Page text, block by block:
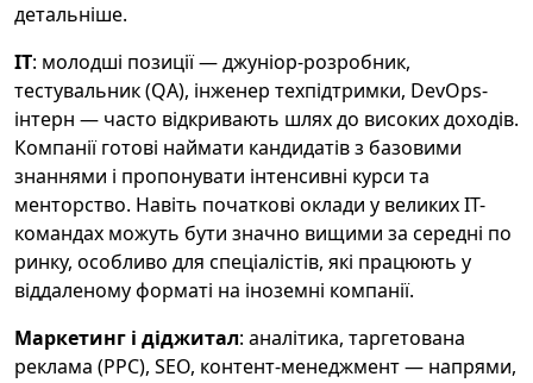
детальніше.
IT: молодші позиції — джуніор-розробник,
тестувальник (QA), інженер техпідтримки, DevOps-
інтерн — часто відкривають шлях до високих доходів.
Компанії готові наймати кандидатів з базовими
знаннями і пропонувати інтенсивні курси та
менторство. Навіть початкові оклади у великих IT-
командах можуть бути значно вищими за середні по
ринку, особливо для спеціалістів, які працюють у
віддаленому форматі на іноземні компанії.
Маркетинг і діджитал: аналітика, таргетована
реклама (PPC), SEO, контент-менеджмент — напрями,